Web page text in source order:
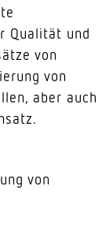
Qualität und
von
von
aber auch
von